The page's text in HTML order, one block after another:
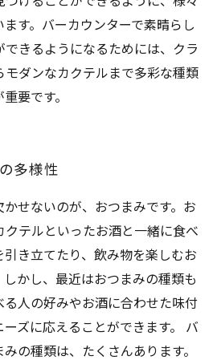
す。バーカウンターで素晴らし
できるようになるためには、クラ
モダンなカクテルまで多彩な種類
要です。
多様性
せないのが、おつまみです。お
クテルといったお酒と一緒に食べ
引き立てたり、飲み物を楽しむお
かし、最近はおつまみの種類も
る人の好みやお酒に合わせた味付
ズに応えることができます。 バ
の種類は、たくさんあります。